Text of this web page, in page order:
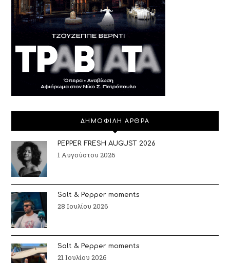
ΔΗΜΟΦΙΛΗ ΑΡΘΡΑ
PEPPER FRESH AUGUST 2026
1 Αυγούστου 2026
Salt & Pepper moments
28 Ιουλίου 2026
Salt & Pepper moments
21 Ιουλίου 2026